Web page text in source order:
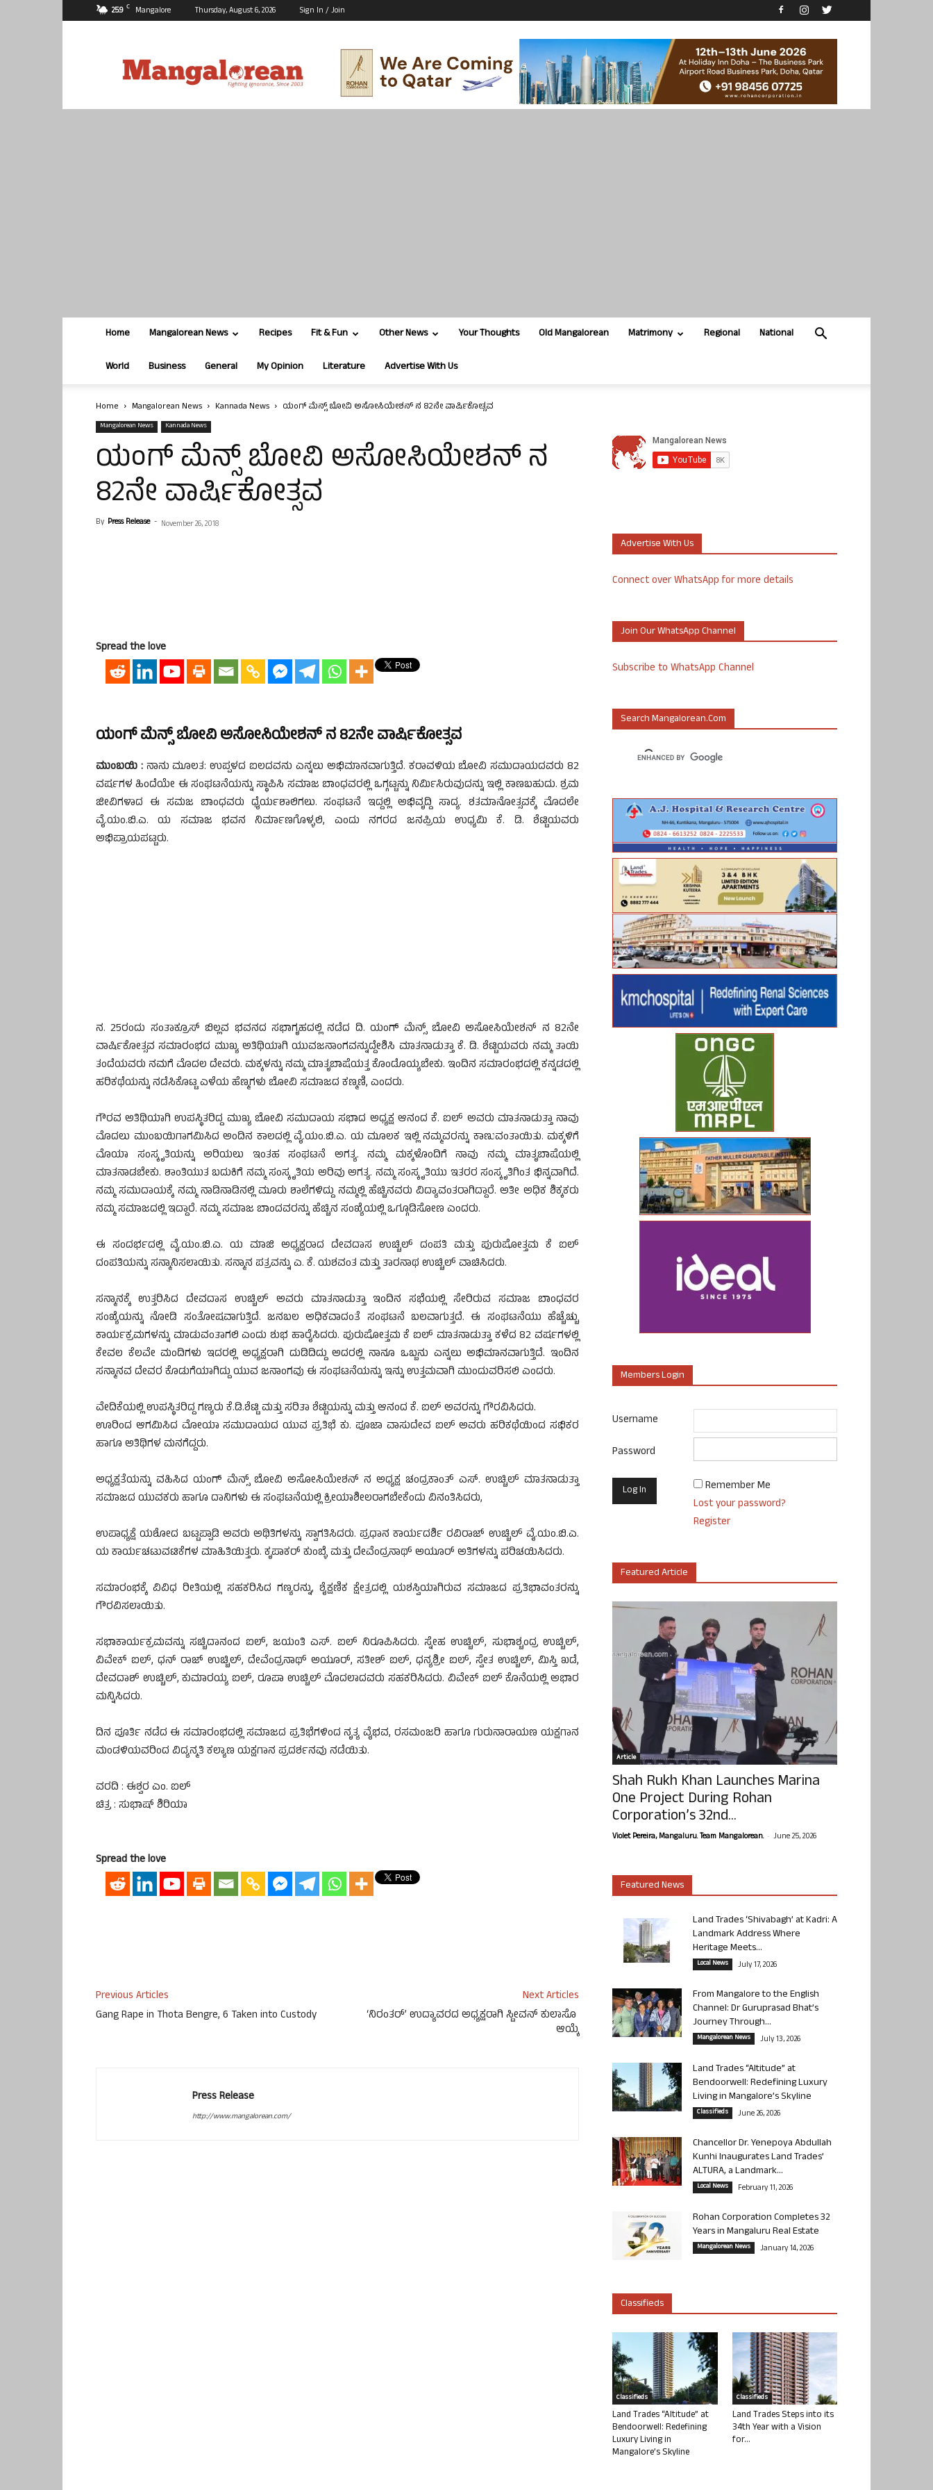
25.9 C Mangalore Thursday, August 6, 2026 Sign In / Join
Home Mangalorean News Recipes Fit & Fun Other News Your Thoughts Old Mangalorean Matrimony Regional National
World Business General My Opinion Literature Advertise With Us
Home Mangalorean News Kannada News ಯಂಗ್ ಮೆನ್ಸ್ ಬೋವಿ ಅಸೋಸಿಯೇಶನ್ ನ 82ನೇ ವಾರ್ಷಿಕೋತ್ಸವ
Mangalorean News Kannada News
ಯಂಗ್ ಮೆನ್ಸ್ ಬೋವಿ ಅಸೋಸಿಯೇಶನ್ ನ
82ನೇ ವಾರ್ಷಿಕೋತ್ಸವ
By Press Release - November 26, 2018
Spread the love
ಯಂಗ್ ಮೆನ್ಸ್ ಬೋವಿ ಅಸೋಸಿಯೇಶನ್ ನ 82ನೇ ವಾರ್ಷಿಕೋತ್ಸವ
ಮುಂಬಯಿ :ನಾನು ಮೂಲತ: ಉಪ್ಪಳದ ಐಲದವನು ಎನ್ನಲು ಅಭಿಮಾನವಾಗುತ್ತಿದೆ. ಕರಾವಳಿಯ ಬೋವಿ ಸಮುದಾಯದವರು 82
ವರ್ಷಗಳ ಹಿಂದೆಯೇ ಈ ಸಂಘಟನೆಯನ್ನು ಸ್ಥಾಪಿಸಿ ಸಮಾಜ ಬಾಂಧವರಲ್ಲಿ ಒಗ್ಗಟ್ಟನ್ನು ನಿರ್ಮಿಸಿರುವುದನ್ನು ಇಲ್ಲಿ ಕಾಣಬಹುದು. ಶ್ರಮ
ಜೀವಿಗಳಾದ ಈ ಸಮಜ ಬಾಂಧವರು ಧೈರ್ಯಶಾಲಿಗಲು. ಸಂಘಟನೆ ಇದ್ದಲ್ಲಿ ಅಭಿವೃದ್ದಿ ಸಾದ್ಯ. ಶತಮಾನೋತ್ಸವಕ್ಕೆ ಮೊದಲೇ
ವೈ.ಯಂ.ಬಿ.ಎ. ಯ ಸಮಾಜ ಭವನ ನಿರ್ಮಾಣಗೊಳ್ಳಲಿ, ಎಂದು ನಗರದ ಜನಪ್ರಿಯ ಉಧ್ಯಮಿ ಕೆ. ಡಿ. ಶೆಟ್ಟಿಯವರು
ಅಭಿಪ್ರಾಯಪಟ್ಟರು.
ನ. 25ರಂದು ಸಂತಾಕ್ರೂಸ್ ಬಿಲ್ಲವ ಭವನದ ಸಭಾಗೃಹದಲ್ಲಿ ನಡೆದ ದಿ. ಯಂಗ್ ಮೆನ್ಸ್ ಬೋವಿ ಅಸೋಸಿಯೇಶನ್ ನ 82ನೇ
ವಾರ್ಷಿಕೋತ್ಸವ ಸಮಾರಂಭದ ಮುಖ್ಯ ಅತಿಥಿಯಾಗಿ ಯುವಜನಾಂಗವನ್ನುದ್ದೇಶಿಸಿ ಮಾತನಾಡುತ್ತಾ ಕೆ. ಡಿ. ಶೆಟ್ಟಿಯವರು ನಮ್ಮ ತಾಯಿ
ತಂದೆಯವರು ನಮಗೆ ಮೊದಲ ದೇವರು. ಮಕ್ಕಳನ್ನು ನಮ್ಮ ಮಾತೃಬಾಷೆಯತ್ತ ಕೊಂಡೊಯ್ಯಬೇಕು. ಇಂದಿನ ಸಮಾರಂಭದಲ್ಲಿ ಕನ್ನಡದಲ್ಲಿ
ಹರಿಕಥೆಯನ್ನು ನಡೆಸಿಕೊಟ್ಟ ಎಳೆಯ ಹೆಣ್ಮಗಳು ಬೋವಿ ಸಮಾಜದ ಕಣ್ಮಣಿ, ಎಂದರು.
ಗೌರವ ಅತಿಥಿಯಾಗಿ ಉಪಸ್ಥಿತರಿದ್ದ ಮುಖ್ಯ ಬೋವಿ ಸಮುದಾಯ ಸಭಾದ ಅಧ್ಯಕ್ಷ ಆನಂದ ಕೆ. ಐಲ್ ಅವರು ಮಾತನಾಡುತ್ತಾ ನಾವು
ಮೊದಲು ಮುಂಬಯಿಗಾಗಮಿಸಿದ ಅಂದಿನ ಕಾಲದಲ್ಲಿ ವೈ.ಯಂ.ಬಿ.ಎ. ಯ ಮೂಲಕ ಇಲ್ಲಿ ನಮ್ಮವರನ್ನು ಕಾಣುವಂತಾಯಿತು. ಮಕ್ಕಳಿಗೆ
ಮೊಯಾ ಸಂಸ್ಕೃತಿಯನ್ನು ಅರಿಯಲು ಇಂತಹ ಸಂಘಟನೆ ಅಗತ್ಯ. ನಮ್ಮ ಮಕ್ಕಳೊಂದಿಗೆ ನಾವು ನಮ್ಮ ಮಾತೃಬಾಷೆಯಲ್ಲಿ
ಮಾತನಾಡಬೇಕು. ಶಾಂತಿಯುತ ಬದುಕಿಗೆ ನಮ್ಮ ಸಂಸ್ಕೃತಿಯ ಅರಿವು ಅಗತ್ಯ. ನಮ್ಮ ಸಂಸ್ಕೃತಿಯು ಇತರರ ಸಂಸ್ಕೃತಿಗಿಂತ ಭಿನ್ನವಾಗಿದೆ.
ನಮ್ಮ ಸಮುದಾಯಕ್ಕೆ ನಮ್ಮ ನಾಡಿನಾಡಿನಲ್ಲಿ ಮೂರು ಶಾಲೆಗಳಿದ್ದು ನಮ್ಮಲ್ಲಿ ಹೆಚ್ಚಿನವರು ವಿದ್ಯಾವಂತರಾಗಿದ್ದಾರೆ. ಅತೀ ಅಧಿಕ ಶಿಕ್ಕಕರು
ನಮ್ಮ ಸಮಾಜದಲ್ಲಿ ಇದ್ದಾರೆ. ನಮ್ಮ ಸಮಾಜ ಬಾಂದವರನ್ನು ಹೆಚ್ಚಿನ ಸಂಖ್ಯೆಯಲ್ಲಿ ಒಗ್ಗೂಡಿಸೋಣ ಎಂದರು.
ಈ ಸಂದರ್ಭದಲ್ಲಿ ವೈ.ಯಂ.ಬಿ.ಎ. ಯ ಮಾಜಿ ಅಧ್ಯಕ್ಷರಾದ ದೇವದಾಸ ಉಚ್ಚಿಲ್ ದಂಪತಿ ಮತ್ತು ಪುರುಷೋತ್ತಮ ಕೆ ಐಲ್
ದಂಪತಿಯನ್ನು ಸನ್ಮಾನಿಸಲಾಯಿತು. ಸನ್ಮಾನ ಪತ್ರವನ್ನು ಎ. ಕೆ. ಯಶವಂತ ಮತ್ತು ತಾರನಾಥ ಉಚ್ಚಿಲ್ ವಾಚಿಸಿದರು.
ಸನ್ಮಾನಕ್ಕೆ ಉತ್ತರಿಸಿದ ದೇವದಾಸ ಉಚ್ಚಿಲ್ ಅವರು ಮಾತನಾಡುತ್ತಾ ಇಂದಿನ ಸಭೆಯಲ್ಲಿ ಸೇರಿರುವ ಸಮಾಜ ಬಾಂಧವರ
ಸಂಖ್ಯೆಯನ್ನು ನೋಡಿ ಸಂತೋಷವಾಗುತ್ತಿದೆ. ಜನಬಲ ಅಧಿಕವಾದಂತೆ ಸಂಘಟನೆ ಬಲವಾಗುತ್ತದೆ. ಈ ಸಂಘಟನೆಯು ಹೆಚ್ಚೆಚ್ಚು
ಕಾರ್ಯಕ್ರಮಗಳನ್ನು ಮಾಡುವಂತಾಗಲಿ ಎಂದು ಶುಭ ಹಾರೈಸಿದರು. ಪುರುಷೋತ್ತಮ ಕೆ ಐಲ್ ಮಾತನಾಡುತ್ತಾ ಕಳೆದ 82 ವರ್ಷಗಳಲ್ಲಿ
ಕೇವಲ ಕೆಲವೇ ಮಂದಿಗಳು ಇದರಲ್ಲಿ ಅಧ್ಯಕ್ಷರಾಗಿ ದುಡಿದಿದ್ದು ಅದರಲ್ಲಿ ನಾನೂ ಒಬ್ಬನು ಎನ್ನಲು ಅಭಿಮಾನವಾಗುತ್ತಿದೆ. ಇಂದಿನ
ಸನ್ಮಾನವ ದೇವರ ಕೊಡುಗೆಯಾಗಿದ್ದು ಯುವ ಜನಾಂಗವು ಈ ಸಂಘಟನೆಯನ್ನು ಇನ್ನು ಉತ್ತಮವಾಗಿ ಮುಂದುವರಿಸಲಿ ಎಂದರು.
ವೇದಿಕೆಯಲ್ಲಿ ಉಪಸ್ಥಿತರಿದ್ದ ಗಣ್ಯರು ಕೆ.ಡಿ.ಶೆಟ್ಟಿ ಮತ್ತು ಸರಿತಾ ಶೆಟ್ಟಿಯನ್ನು ಮತ್ತು ಆನಂದ ಕೆ. ಐಲ್ ಅವರನ್ನು ಗೌರವಿಸಿದರು.
ಊರಿಂದ ಆಗಮಿಸಿದ ಮೋಯಾ ಸಮುದಾಯದ ಯುವ ಪ್ರತಿಭೆ ಕು. ಪೂಜಾ ವಾಸುದೇವ ಐಲ್ ಅವರು ಹರಿಕಥೆಯಿಂದ ಸಭಿಕರ
ಹಾಗೂ ಅತಿಥಿಗಳ ಮನಗೆದ್ದರು.
ಅಧ್ಯಕ್ಷತೆಯನ್ನು ವಹಿಸಿದ ಯಂಗ್ ಮೆನ್ಸ್ ಬೋವಿ ಅಸೋಸಿಯೇಶನ್ ನ ಅಧ್ಯಕ್ಷ ಚಂದ್ರಕಾಂತ್ ಎಸ್. ಉಚ್ಚಿಲ್ ಮಾತನಾಡುತ್ತಾ
ಸಮಾಜದ ಯುವಕರು ಹಾಗೂ ದಾನಿಗಳು ಈ ಸಂಘಟನೆಯಲ್ಲಿ ಕ್ರೀಯಾಶೀಲರಾಗಬೇಕೆಂದು ವಿನಂತಿಸಿದರು,
ಉಪಾಧ್ಯಕ್ಷೆ ಯಶೋದ ಬಟ್ಟಪ್ಪಾಡಿ ಅವರು ಅಥಿತಿಗಳನ್ನು ಸ್ವಾಗತಿಸಿದರು. ಪ್ರಧಾನ ಕಾರ್ಯದರ್ಶಿ ರವಿರಾಜ್ ಉಚ್ಚಿಲ್ ವೈ.ಯಂ.ಬಿ.ಎ.
ಯ ಕಾರ್ಯಚಟುವಟಿಕೆಗಳ ಮಾಹಿತಿಯಿತ್ತರು. ಕೃಪಾಕರ್ ಕುಂಬ್ಳೆ ಮತ್ತು ದೇವೆಂದ್ರನಾಥ್ ಅಯೂರ್ ಅತಿಗಳನ್ನು ಪರಿಚಯಿಸಿದರು.
ಸಮಾರಂಭಕ್ಕೆ ವಿವಿಧ ರೀತಿಯಲ್ಲಿ ಸಹಕರಿಸಿದ ಗಣ್ಯರನ್ನು, ಶೈಕ್ಷಣಿಕ ಕ್ಷೇತ್ರದಲ್ಲಿ ಯಶಸ್ವಿಯಾಗಿರುವ ಸಮಾಜದ ಪ್ರತಿಭಾವಂತರನ್ನು
ಗೌರವಿಸಲಾಯಿತು.
ಸಭಾಕಾರ್ಯಕ್ರಮವನ್ನು ಸಚ್ಚಿದಾನಂದ ಐಲ್, ಜಯಂತಿ ಎಸ್. ಐಲ್ ನಿರೂಪಿಸಿದರು. ಸ್ನೇಹ ಉಚ್ಚಿಲ್, ಸುಭಾಶ್ಚಂದ್ರ ಉಚ್ಚಿಲ್,
ವಿವೇಕ್ ಐಲ್, ಧನ್ ರಾಜ್ ಉಚ್ಚಿಲ್, ದೇವೆಂದ್ರನಾಥ್ ಅಯೂರ್, ಸತೀಶ್ ಐಲ್, ಧನ್ಯಶ್ರೀ ಐಲ್, ಸ್ವೇತ ಉಚ್ಚಿಲ್, ಮಿಸ್ತಿ ಖಡೆ,
ದೇವದಾಶ್ ಉಚ್ಚಿಲ್, ಕುಮಾರಯ್ಯ ಐಲ್, ರೂಪಾ ಉಚ್ಚಿಲ್ ಮೊದಲಾದವರು ಸಹಕರಿಸಿದರು. ವಿವೇಕ್ ಐಲ್ ಕೊನೆಯಲ್ಲಿ ಅಭಾರ
ಮನ್ನಿಸಿದರು.
ದಿನ ಪೂರ್ತಿ ನಡೆದ ಈ ಸಮಾರಂಭದಲ್ಲಿ ಸಮಾಜದ ಪ್ರತಿಭೆಗಳಿಂದ ನೃತ್ಯ ವೈಭವ, ರಸಮಂಜರಿ ಹಾಗೂ ಗುರುನಾರಾಯಣ ಯಕ್ಷಗಾನ
ಮಂಡಳಿಯವರಿಂದ ವಿದ್ಯನ್ಮತಿ ಕಲ್ಯಾಣ ಯಕ್ಷಗಾನ ಪ್ರದರ್ಶನವು ನಡೆಯಿತು.
ವರದಿ : ಈಶ್ವರ ಎಂ. ಐಲ್
ಚಿತ್ರ : ಸುಭಾಷ್ ಶಿರಿಯಾ
Spread the love
Previous Articles
Gang Rape in Thota Bengre, 6 Taken into Custody
Next Articles
‘ನಿರಂತರ್’ ಉದ್ಯಾವರದ ಅಧ್ಯಕ್ಷರಾಗಿ ಸ್ಟೀವನ್ ಕುಲಾಸೊ
ಆಯ್ಕೆ
Press Release
http://www.mangalorean.com/
Advertise With Us
Connect over WhatsApp for more details
Join Our WhatsApp Channel
Subscribe to WhatsApp Channel
Search Mangalorean.com
Members Login
Username
Password
Remember Me
Lost your password?
Register
Featured Article
Article
Shah Rukh Khan Launches Marina
One Project During Rohan
Corporation’s 32nd...
Violet Pereira, Mangaluru. Team Mangalorean. - June 25, 2026
Featured News
Land Trades ‘Shivabagh’ at Kadri: A
Landmark Address Where
Heritage Meets...
Local News July 17, 2026
From Mangalore to the English
Channel: Dr Guruprasad Bhat’s
Journey Through...
Mangalorean News July 13, 2026
Land Trades “Altitude” at
Bendoorwell: Redefining Luxury
Living in Mangalore’s Skyline
Classifieds June 26, 2026
Chancellor Dr. Yenepoya Abdullah
Kunhi Inaugurates Land Trades’
ALTURA, a Landmark...
Local News February 11, 2026
Rohan Corporation Completes 32
Years in Mangaluru Real Estate
Mangalorean News January 14, 2026
Classifieds
Classifieds
Land Trades “Altitude” at
Bendoorwell: Redefining
Luxury Living in
Mangalore’s Skyline
Classifieds
Land Trades Steps into its
34th Year with a Vision
for...